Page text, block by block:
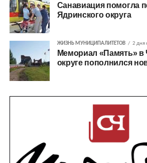
Санавиация помогла
Ядринского округа
ЖИЗНЬ МУНИЦИПАЛИТЕТОВ 2 дня
Мемориал «Память» в
округе пополнился